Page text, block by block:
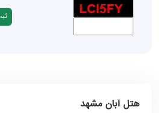
هتل آبان مشهد